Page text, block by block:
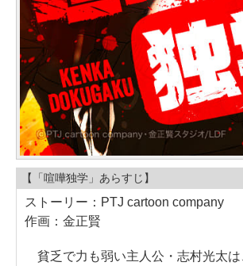
【「喧嘩独学」あらすじ】
ストーリー：PTJ cartoon company
作画：金正賢
貧乏で力も弱い主人公・志村光太は